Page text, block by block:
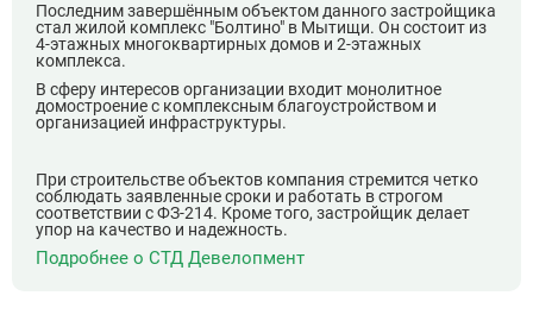
Последним завершённым объектом данного застройщика
стал жилой комплекс "Болтино" в Мытищи. Он состоит из
4-этажных многоквартирных домов и 2-этажных
комплекса.
В сферу интересов организации входит монолитное
домостроение с комплексным благоустройством и
организацией инфраструктуры.
При строительстве объектов компания стремится четко
соблюдать заявленные сроки и работать в строгом
соответствии с ФЗ-214. Кроме того, застройщик делает
упор на качество и надежность.
Подробнее о СТД Девелопмент